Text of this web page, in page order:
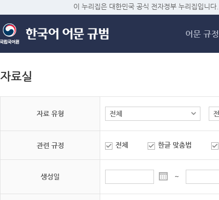
메
이 누리집은 대한민국 공식 전자정부 누리집입니다.
어문 규정
자료실
자료 유형
관련 규정 전체 한글 맞춤법
생성일 ~